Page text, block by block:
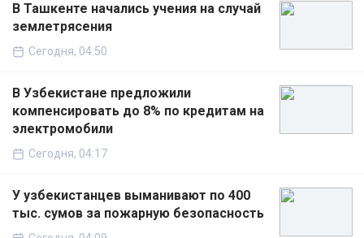
В Ташкенте начались учения на случай
землетрясения
Сегодня, 04:50
В Узбекистане предложили
компенсировать до 8% по кредитам на
электромобили
Сегодня, 04:17
У узбекистанцев выманивают по 400
тыс. сумов за пожарную безопасность